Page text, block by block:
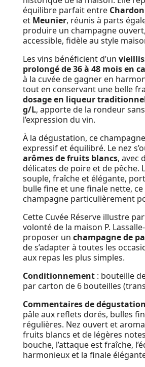
équilibre parfait entre
et Meunier, réunis à parts
produire un champagne
accessible, fidèle au style
Les vins bénéficient d’un
prolongé de 36 à 48 mois en
à la cuvée de gagner en
tout en conservant une belle
dosage en liqueur
g/L, apporte de la rondeur
l’expression du vin.
À la dégustation, ce
expressif et équilibré. Le nez
arômes de fruits blancs, avec
délicates de poire et de pêche.
souple, fraîche et élégante,
bulle fine et une finale nette,
champagne particulièrement
Cette Cuvée Réserve illustre
volonté de la maison P.
proposer un champagne de
de s’adapter à toutes les
aux repas les plus simples.
Conditionnement : bouteille
par carton de 6 bouteilles
Commentaires de dégustation
pâle aux reflets dorés, bulles
régulières. Nez ouvert et
fruits blancs et de légères
bouche, l’attaque est fraîche,
harmonieux et la finale